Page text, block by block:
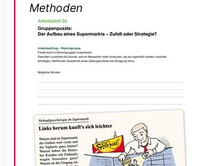
Methoden